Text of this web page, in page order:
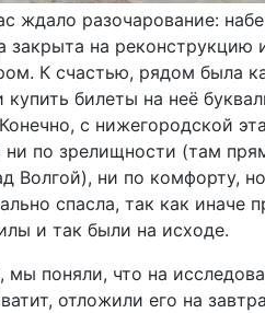
ждало разочарование:
закрыта на реконструкцию
К счастью, рядом была
билеты на неё
с нижегородской
ни по зрелищности (там
Волгой), ни по комфорту,
спасла, так как иначе
и так были на исходе.
мы поняли, что на
отложили его на